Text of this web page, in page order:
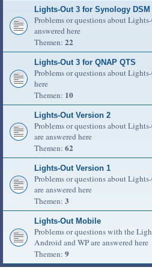
Lights-Out 3 for Synology DSM
Problems or questions about
answered here
Themen: 22
Lights-Out 3 for QNAP QTS
Problems or questions about
here
Themen: 10
Lights-Out Version 2
Problems or questions about
are answered here
Themen: 62
Lights-Out Version 1
Problems or questions about
are answered here
Themen: 3
Lights-Out Mobile
Problems or questions with the
Android and WP are answered here
Themen: 9